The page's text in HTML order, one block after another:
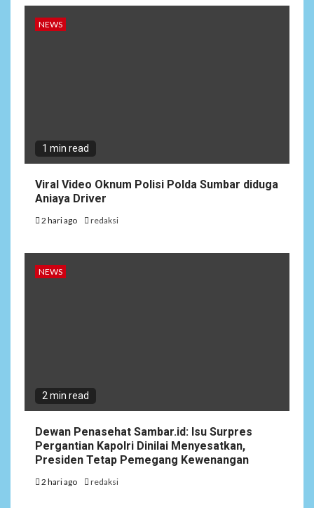
NEWS
1 min read
Viral Video Oknum Polisi Polda Sumbar diduga
Aniaya Driver
2 hari ago redaksi
NEWS
2 min read
Dewan Penasehat Sambar.id: Isu Surpres
Pergantian Kapolri Dinilai Menyesatkan,
Presiden Tetap Pemegang Kewenangan
2 hari ago redaksi